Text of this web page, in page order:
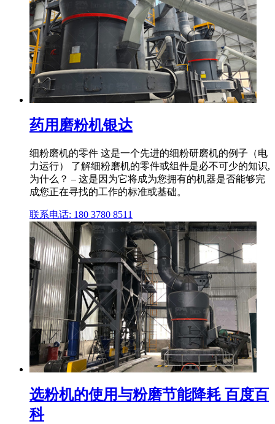
药用磨粉机银达
细粉磨机的零件 这是一个先进的细粉研磨机的例子（电
力运行） 了解细粉磨机的零件或组件是必不可少的知识,
为什么？ – 这是因为它将成为您拥有的机器是否能够完
成您正在寻找的工作的标准或基础。
联系电话: 180 3780 8511
选粉机的使用与粉磨节能降耗 百度百
科